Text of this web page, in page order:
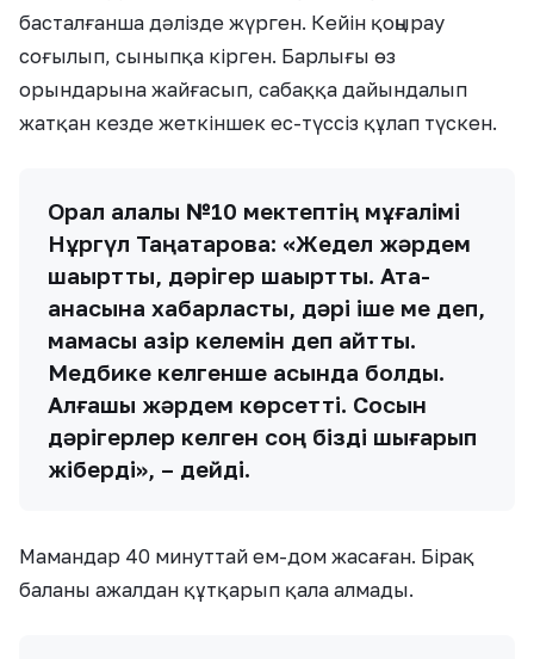
басталғанша дәлізде жүрген. Кейін қоңырау
соғылып, сыныпқа кірген. Барлығы өз
орындарына жайғасып, сабаққа дайындалып
жатқан кезде жеткіншек ес-түссіз құлап түскен.
Орал қалалық №10 мектептің мұғалімі
Нұргүл Таңатарова: «Жедел жәрдем
шақырттық, дәрігер шақырттық. Ата-
анасына хабарластық, дәрі іше ме деп,
мамасы қазір келемін деп айтты.
Медбике келгенше қасында болдық.
Алғашқы жәрдем көрсетті. Сосын
дәрігерлер келген соң бізді шығарып
жіберді», – дейді.
Мамандар 40 минуттай ем-дом жасаған. Бірақ
баланы ажалдан құтқарып қала алмады.